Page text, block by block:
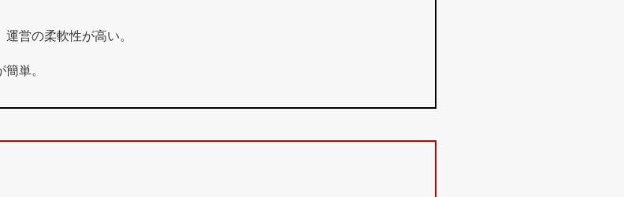
運営の柔軟性が高い。
単。